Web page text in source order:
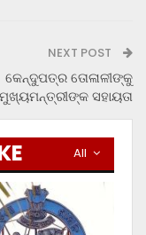
NEXT POST
କେନ୍ଦୁପତ୍ର ତୋଳାଳୀଙ୍କୁ
ମୁଖ୍ୟମନ୍ତ୍ରୀଙ୍କ ସହାୟତା
All